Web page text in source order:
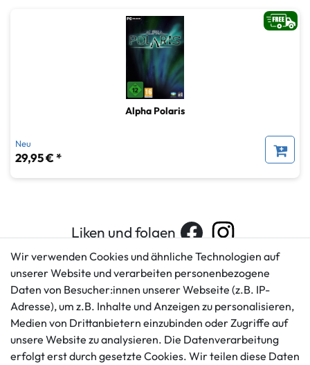
Alpha Polaris
Neu
29,95 € *
Liken und folgen
Kundenservice
+49 421 596586
Mo. - Fr. 9 - 16 Uhr
info@gameworld.de
Rechtliches
AGB
Impressum
Datenschutzerklärung
Wir verwenden Cookies und ähnliche Technologien auf
unserer Website und verarbeiten personenbezogene
Daten von Besucher:innen unserer Webseite (z.B. IP-
Adresse), um z.B. Inhalte und Anzeigen zu personalisieren,
Medien von Drittanbietern einzubinden oder Zugriffe auf
unsere Website zu analysieren. Die Datenverarbeitung
erfolgt erst durch gesetzte Cookies. Wir teilen diese Daten